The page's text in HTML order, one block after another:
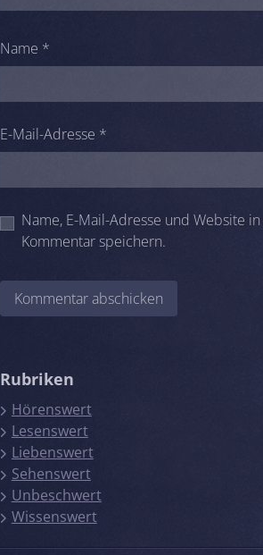
Name *
E-Mail-Adresse *
Name, E-Mail-Adresse und Website
Kommentar speichern.
Rubriken
Hörenswert
Lesenswert
Liebenswert
Sehenswert
Unbeschwert
Wissenswert